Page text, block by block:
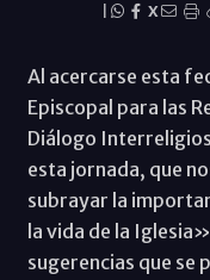
X
Al acercarse esta
Episcopal para las
Diálogo
esta jornada, que
subrayar la
la vida de la
sugerencias que se